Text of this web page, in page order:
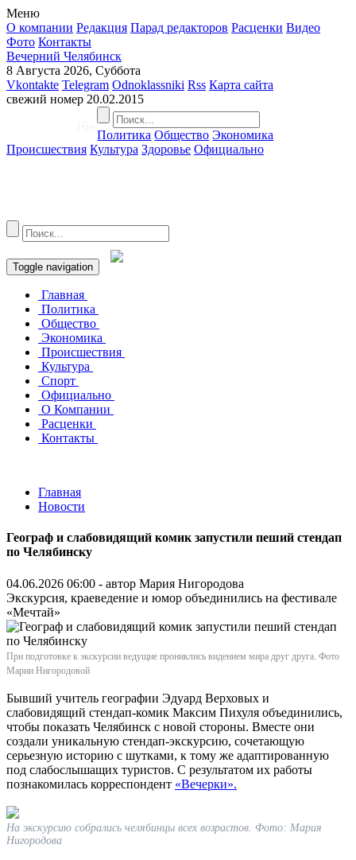
Меню
О компании Редакция Парад редакторов Расценки Видео
Фото Контакты
Вечерний Челябинск
8 Августа 2026, Суббота
Vkontakte Telegram Odnoklassniki Rss Карта сайта
свежий номер 20.02.2015
16+
Политика Общество Экономика
Происшествия Культура Здоровье Официально
Toggle navigation
Главная
Политика
Общество
Экономика
Происшествия
Культура
Спорт
Официально
О Компании
Расценки
Контакты
Главная
Новости
Географ и слабовидящий комик запустили пеший стендап
по Челябинску
04.06.2026 06:00 - автор Мария Нигородова
Экскурсия, краеведение и юмор объединились на фестивале
«Мечтай»
При подготовке к экскурсии ведущие прониклись видением мира друг друга. Фото
Марии Нигородовой
Бывший учитель географии Эдуард Верховых и
слабовидящий стендап-комик Максим Пихуля объединились,
чтобы показать Челябинск с новой стороны. Вместе они
создали уникальную стендап-экскурсию, сочетающую
серьезную историю с шутками, к тому же адаптированную
под слабослышащих туристов. С результатом их работы
познакомилась корреспондент «Вечерки».
На экскурсию собрались челябинцы всех возрастов. Фото: Мария
Нигородова